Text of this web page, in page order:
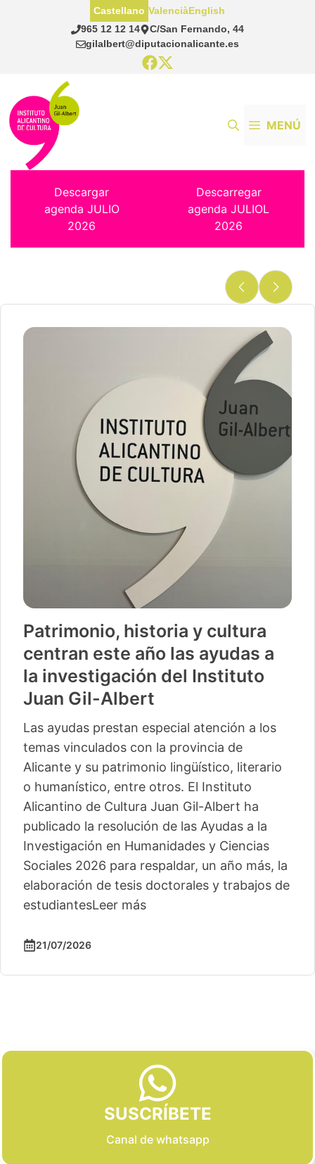
965 12 12 14
C/San Fernando, 44
gilalbert@diputacionalicante.es
Castellano ValenciàEnglish
MENÚ
Descargar
agenda JULIO
2026
Descarregar
agenda JULIOL
2026
Patrimonio, historia y cultura
centran este año las ayudas a
la investigación del Instituto
Juan Gil-Albert
Las ayudas prestan especial atención a los
temas vinculados con la provincia de
Alicante y su patrimonio lingüístico, literario
o humanístico, entre otros. El Instituto
Alicantino de Cultura Juan Gil-Albert ha
publicado la resolución de las Ayudas a la
Investigación en Humanidades y Ciencias
Sociales 2026 para respaldar, un año más, la
elaboración de tesis doctorales y trabajos de
estudiantesLeer más
21/07/2026
SUSCRÍBETE
Canal de whatsapp